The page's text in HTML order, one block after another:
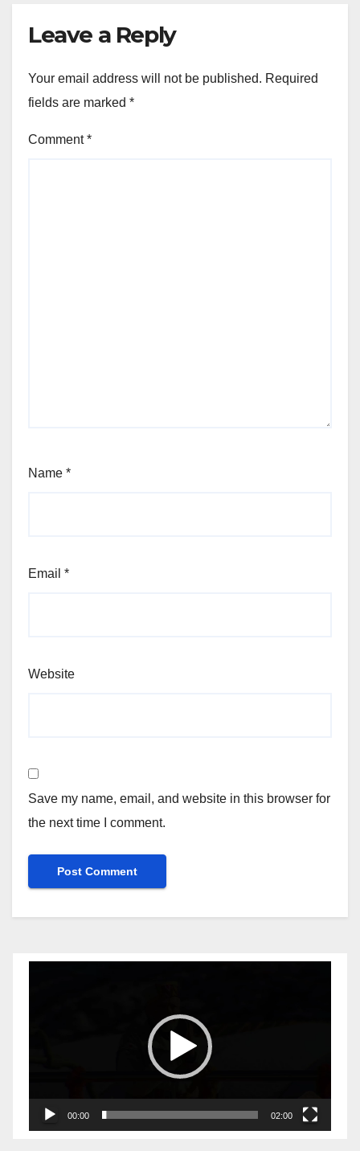
Leave a Reply
Your email address will not be published. Required
fields are marked *
Comment*
Name *
Email *
Website
Save my name, email, and website in this browser for
the next time I comment.
00:00 02:00